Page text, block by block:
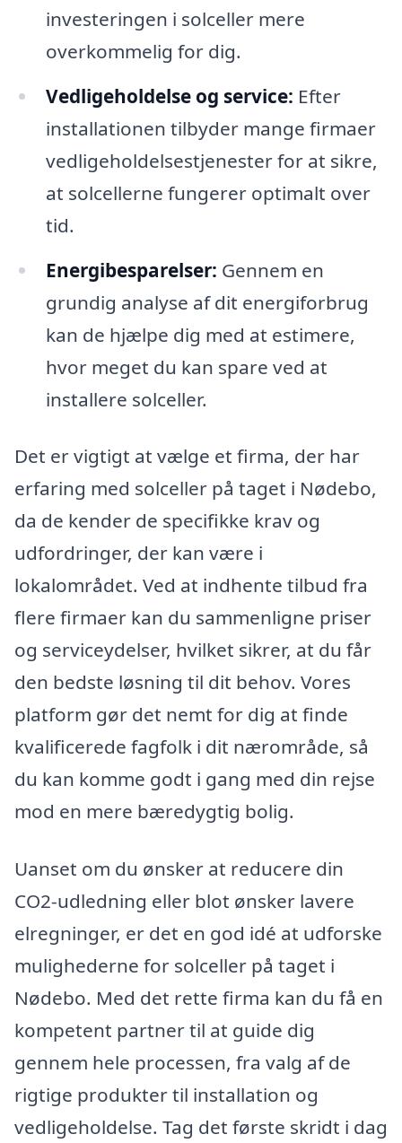
investeringen i solceller mere
overkommelig for dig.
Vedligeholdelse og service: Efter
installationen tilbyder mange firmaer
vedligeholdelsestjenester for at sikre,
at solcellerne fungerer optimalt over
tid.
Energibesparelser: Gennem en
grundig analyse af dit energiforbrug
kan de hjælpe dig med at estimere,
hvor meget du kan spare ved at
installere solceller.
Det er vigtigt at vælge et firma, der har
erfaring med solceller på taget i Nødebo,
da de kender de specifikke krav og
udfordringer, der kan være i
lokalområdet. Ved at indhente tilbud fra
flere firmaer kan du sammenligne priser
og serviceydelser, hvilket sikrer, at du får
den bedste løsning til dit behov. Vores
platform gør det nemt for dig at finde
kvalificerede fagfolk i dit nærområde, så
du kan komme godt i gang med din rejse
mod en mere bæredygtig bolig.
Uanset om du ønsker at reducere din
CO2-udledning eller blot ønsker lavere
elregninger, er det en god idé at udforske
mulighederne for solceller på taget i
Nødebo. Med det rette firma kan du få en
kompetent partner til at guide dig
gennem hele processen, fra valg af de
rigtige produkter til installation og
vedligeholdelse. Tag det første skridt i dag